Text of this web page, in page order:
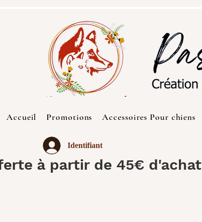
Accueil Promotions Accessoires Pour chiens
Identifiant
à partir de 45€ d'achat